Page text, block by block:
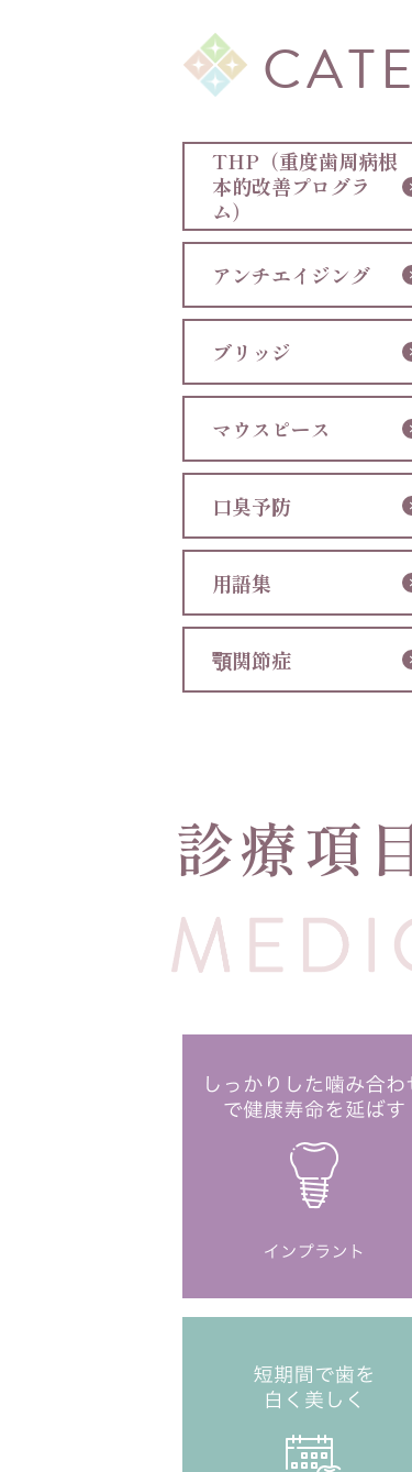
THP（重度歯周病根
本的改善プログラ
ム）
アンチエイジング
ブリッジ
マウスピース
口臭予防
用語集
顎関節症
診療項